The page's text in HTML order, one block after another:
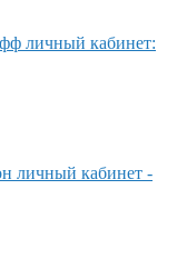
личный кабинет:
личный кабинет -